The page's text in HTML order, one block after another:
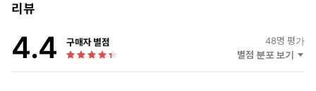
리뷰
4.4 구매자 별점 48명 평가
별점 분포 보기